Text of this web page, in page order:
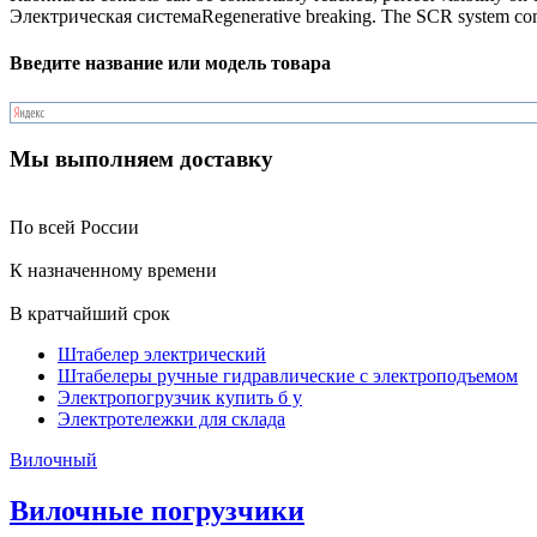
Электрическая системаRegenerative breaking. The SCR system
Введите название или модель товара
Мы выполняем доставку
По всей России
К назначенному времени
В кратчайший срок
Штабелер электрический
Штабелеры ручные гидравлические с электроподъемом
Электропогрузчик купить б у
Электротележки для склада
Вилочный
Вилочные погрузчики